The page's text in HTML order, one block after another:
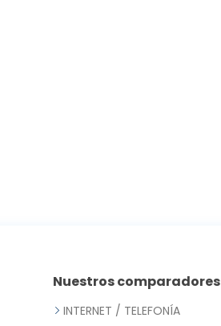
Nuestros comparadores
INTERNET / TELEFONÍA